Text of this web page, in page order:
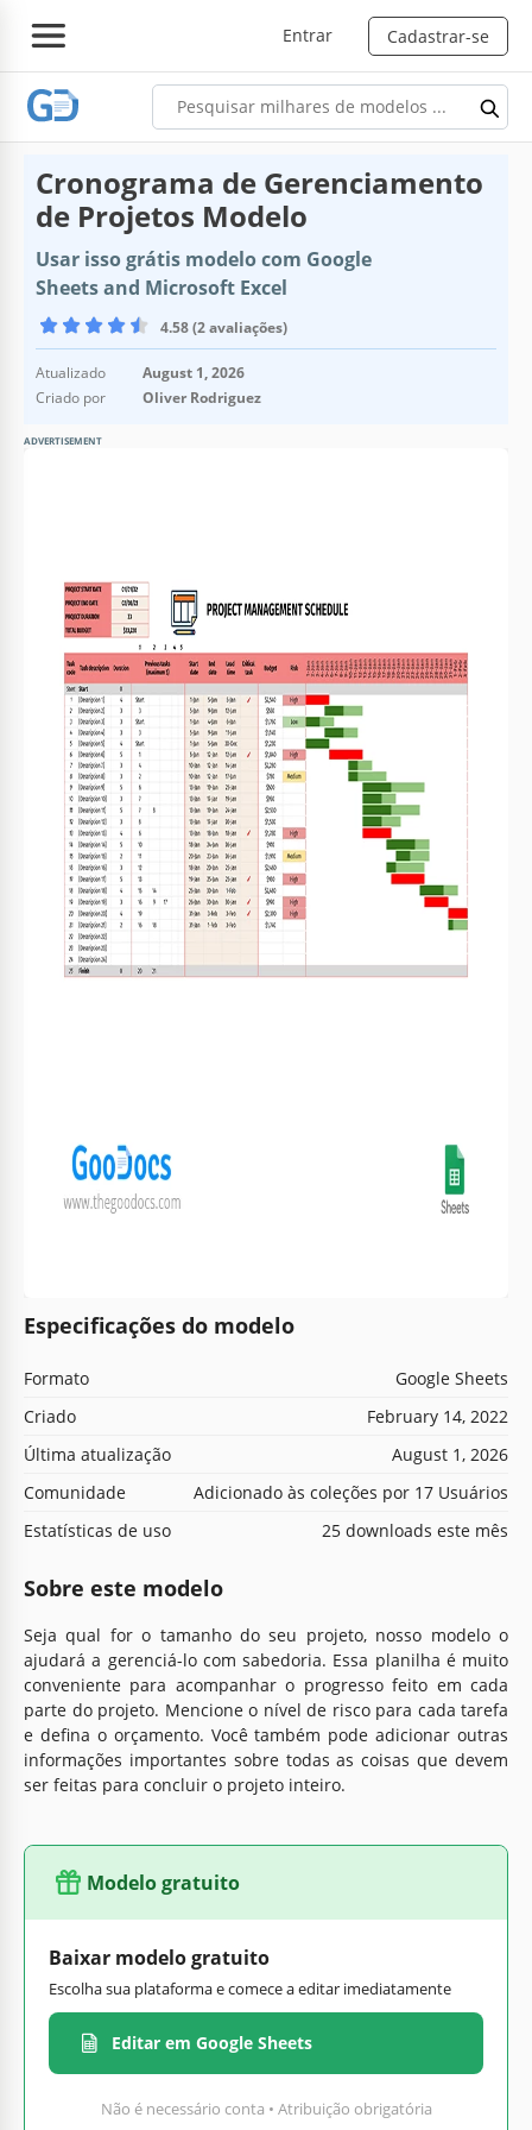
Entrar Cadastrar-se
Cronograma de Gerenciamento
de Projetos Modelo
Usar isso grátis modelo com Google
Sheets and Microsoft Excel
4.58 (2 avaliações)
Atualizado
August 1, 2026
Criado por
Oliver Rodriguez
ADVERTISEMENT
Especificações do modelo
Formato
Google Sheets
Criado
February 14, 2022
Última atualização
August 1, 2026
Comunidade
Adicionado às coleções por 17 Usuários
Estatísticas de uso
25 downloads este mês
Sobre este modelo
Seja qual for o tamanho do seu projeto, nosso modelo o
ajudará a gerenciá-lo com sabedoria. Essa planilha é muito
conveniente para acompanhar o progresso feito em cada
parte do projeto. Mencione o nível de risco para cada tarefa
e defina o orçamento. Você também pode adicionar outras
informações importantes sobre todas as coisas que devem
ser feitas para concluir o projeto inteiro.
Modelo gratuito
Baixar modelo gratuito
Escolha sua plataforma e comece a editar imediatamente
Editar em Google Sheets
Não é necessário conta • Atribuição obrigatória